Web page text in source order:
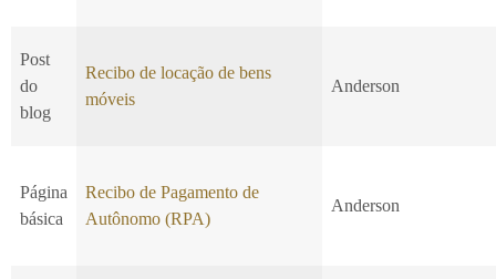
Post
do
blog
Recibo de locação de bens
móveis
Anderson
Página
básica
Recibo de Pagamento de
Autônomo (RPA)
Anderson